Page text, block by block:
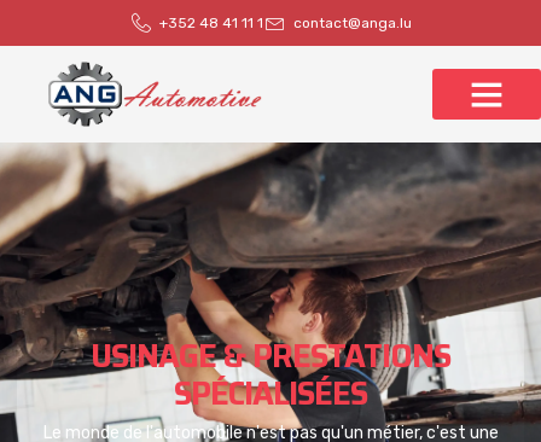
+352 48 41 11 1 contact@anga.lu
USINAGE & PRESTATIONS
SPÉCIALISÉES
Le monde de l'automobile n'est pas qu'un métier, c'est une